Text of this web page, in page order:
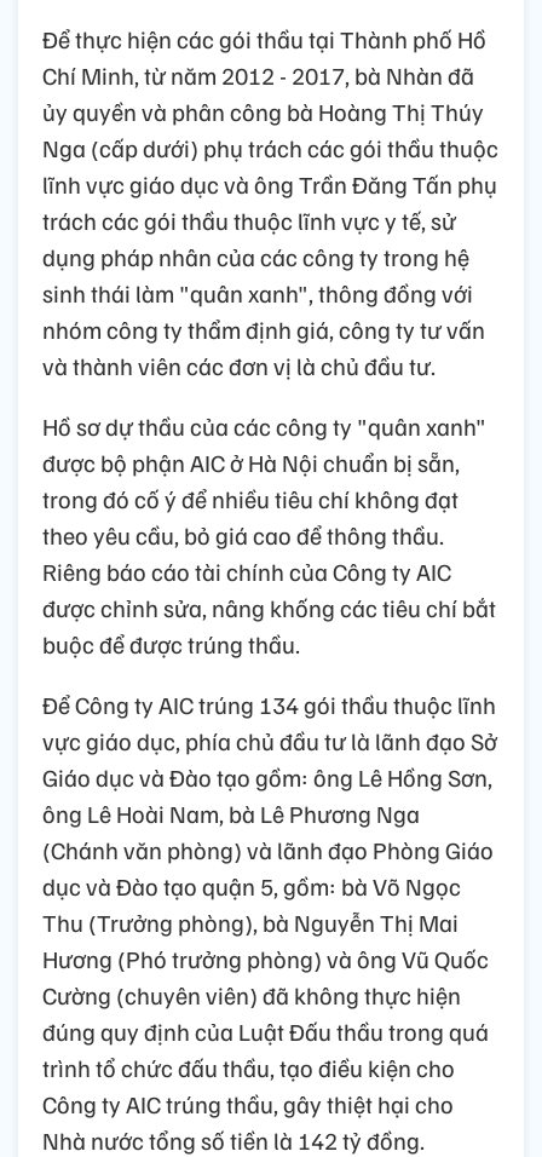
Để thực hiện các gói thầu tại Thành phố Hồ
Chí Minh, từ năm 2012 - 2017, bà Nhàn đã
ủy quyền và phân công bà Hoàng Thị Thúy
Nga (cấp dưới) phụ trách các gói thầu thuộc
lĩnh vực giáo dục và ông Trần Đăng Tấn phụ
trách các gói thầu thuộc lĩnh vực y tế, sử
dụng pháp nhân của các công ty trong hệ
sinh thái làm "quân xanh", thông đồng với
nhóm công ty thẩm định giá, công ty tư vấn
và thành viên các đơn vị là chủ đầu tư.
Hồ sơ dự thầu của các công ty "quân xanh"
được bộ phận AIC ở Hà Nội chuẩn bị sẵn,
trong đó cố ý để nhiều tiêu chí không đạt
theo yêu cầu, bỏ giá cao để thông thầu.
Riêng báo cáo tài chính của Công ty AIC
được chỉnh sửa, nâng khống các tiêu chí bắt
buộc để được trúng thầu.
Để Công ty AIC trúng 134 gói thầu thuộc lĩnh
vực giáo dục, phía chủ đầu tư là lãnh đạo Sở
Giáo dục và Đào tạo gồm: ông Lê Hồng Sơn,
ông Lê Hoài Nam, bà Lê Phương Nga
(Chánh văn phòng) và lãnh đạo Phòng Giáo
dục và Đào tạo quận 5, gồm: bà Võ Ngọc
Thu (Trưởng phòng), bà Nguyễn Thị Mai
Hương (Phó trưởng phòng) và ông Vũ Quốc
Cường (chuyên viên) đã không thực hiện
đúng quy định của Luật Đấu thầu trong quá
trình tổ chức đấu thầu, tạo điều kiện cho
Công ty AIC trúng thầu, gây thiệt hại cho
Nhà nước tổng số tiền là 142 tỷ đồng.